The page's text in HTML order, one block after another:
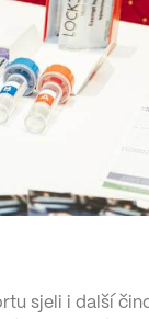
sjeli i další